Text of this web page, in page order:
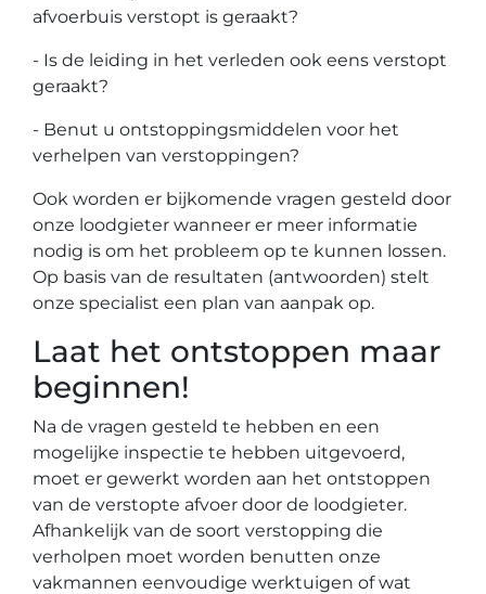
afvoerbuis verstopt is geraakt?
- Is de leiding in het verleden ook eens verstopt
geraakt?
- Benut u ontstoppingsmiddelen voor het
verhelpen van verstoppingen?
Ook worden er bijkomende vragen gesteld door
onze loodgieter wanneer er meer informatie
nodig is om het probleem op te kunnen lossen.
Op basis van de resultaten (antwoorden) stelt
onze specialist een plan van aanpak op.
Laat het ontstoppen maar
beginnen!
Na de vragen gesteld te hebben en een
mogelijke inspectie te hebben uitgevoerd,
moet er gewerkt worden aan het ontstoppen
van de verstopte afvoer door de loodgieter.
Afhankelijk van de soort verstopping die
verholpen moet worden benutten onze
vakmannen eenvoudige werktuigen of wat